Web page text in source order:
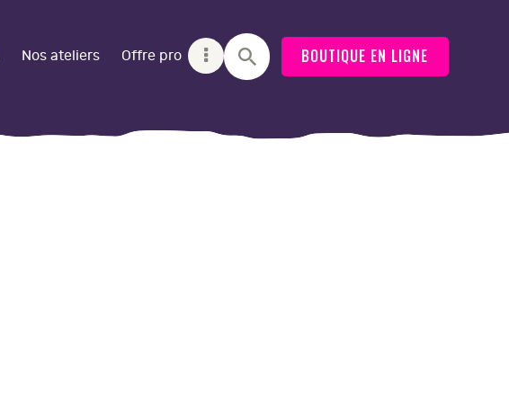
Nos ateliers Offre pro BOUTIQUE EN LIGNE